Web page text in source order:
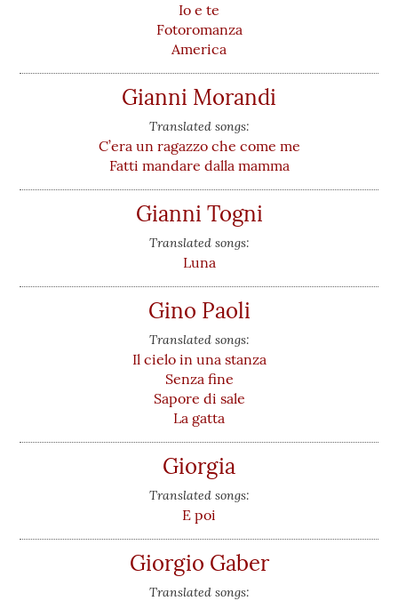
Io e te
Fotoromanza
America
Gianni Morandi
Translated songs:
C’era un ragazzo che come me
Fatti mandare dalla mamma
Gianni Togni
Translated songs:
Luna
Gino Paoli
Translated songs:
Il cielo in una stanza
Senza fine
Sapore di sale
La gatta
Giorgia
Translated songs:
E poi
Giorgio Gaber
Translated songs: